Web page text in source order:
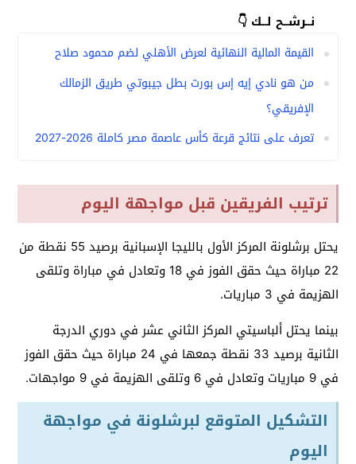
نــرشــح لــك 👇
القيمة المالية النهائية لعرض الأهلي لضم محمود صلاح
من هو نادي إيه إس بورت بطل جيبوتي طريق الزمالك
الإفريقي؟
تعرف على نتائج قرعة كأس عاصمة مصر كاملة 2026-2027
ترتيب الفريقين قبل مواجهة اليوم
يحتل برشلونة المركز الأول بالليجا الإسبانية برصيد 55 نقطة من
22 مباراة حيث حقق الفوز في 18 وتعادل في مباراة وتلقى
الهزيمة في 3 مباريات.
بينما يحتل ألباسيتي المركز الثاني عشر في دوري الدرجة
الثانية برصيد 33 نقطة جمعها في 24 مباراة حيث حقق الفوز
في 9 مباريات وتعادل في 6 وتلقى الهزيمة في 9 مواجهات.
التشكيل المتوقع لبرشلونة في مواجهة
اليوم